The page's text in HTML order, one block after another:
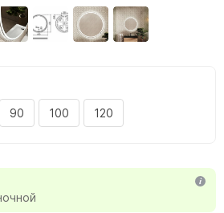
90 100 120